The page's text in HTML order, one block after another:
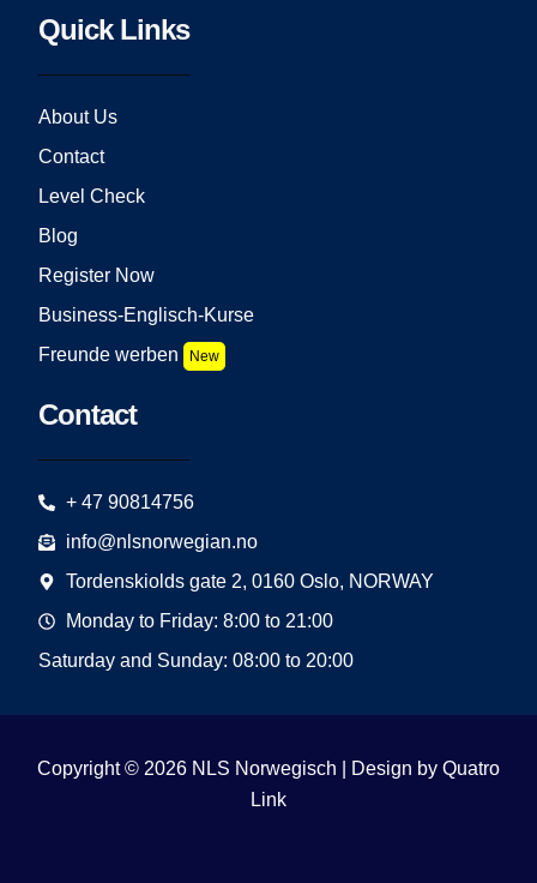
Quick Links
About Us
Contact
Level Check
Blog
Register Now
Business-Englisch-Kurse
Freunde werben
New
Contact
+ 47 90814756
info@nlsnorwegian.no
Tordenskiolds gate 2, 0160 Oslo, NORWAY
Monday to Friday: 8:00 to 21:00
Saturday and Sunday: 08:00 to 20:00
Copyright © 2026 NLS Norwegisch | Design by Quatro
Link